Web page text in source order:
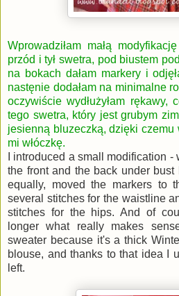
Wprowadziłam małą
przód i tył swetra, pod biustem
na bokach dałam markery i
nastęnie dodałam na minimalne
oczywiście wydłużyłam rękawy,
tego swetra, który jest grubym
jesienną bluzeczką, dzięki czemu
mi włóczkę.
I introduced a small modification
the front and the back under
equally, moved the markers to
several stitches for the waistline
stitches for the hips. And of
longer what really makes
sweater because it's a thick
blouse, and thanks to that idea I
left.